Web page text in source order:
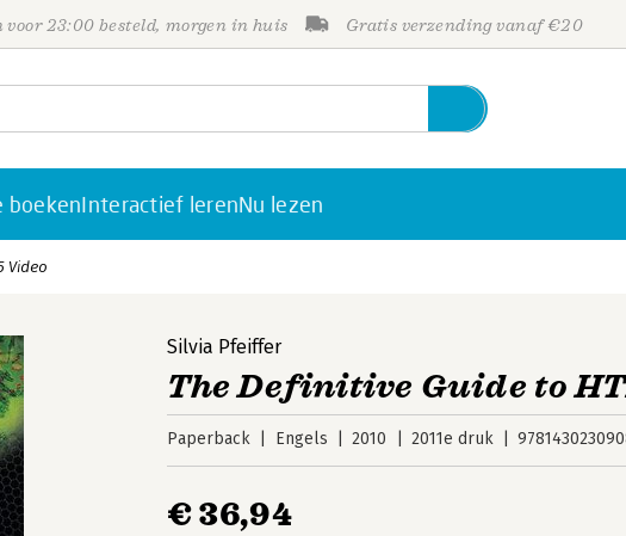
voor 23:00 besteld, morgen in huis Gratis verzending vanaf €20
boekenInteractief lerenNu lezen
Video
Silvia Pfeiffer
The Definitive Guide to
Paperback Engels 2010 2011e druk
€ 36,94
Personen